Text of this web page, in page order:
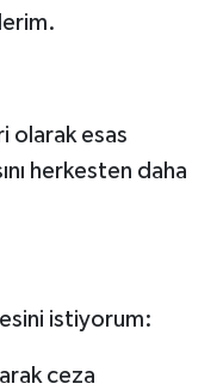
olarak esas
herkesten daha
istiyorum:
ceza